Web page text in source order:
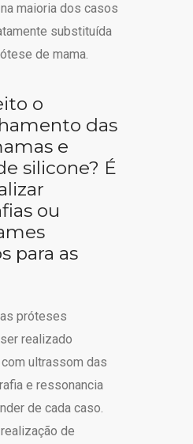
maioria dos casos
substituída
de mama.
o
das
e
silicone? É
ou
para as
próteses
realizado
ultrassom das
e ressonancia
de cada caso.
de